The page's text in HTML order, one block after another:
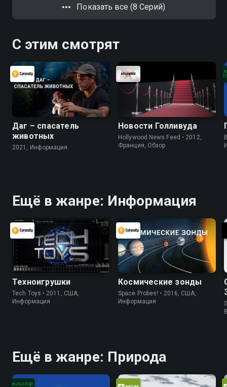
Показать все (8 Серий)
С этим смотрят
Даг – спасатель
животных
2021, Информация
Новости Голливуда
Hollywood News Feed • 2012,
Франция, Обзор
Ещё в жанре: Информация
Техноигрушки
Tech Toys • 2011, США,
Информация
Космические зонды
Space Probes! • 2016, США,
Информация
Ещё в жанре: Природа